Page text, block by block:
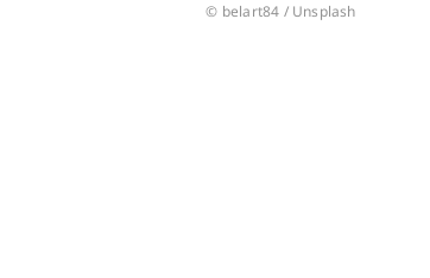
© belart84 / Unsplash